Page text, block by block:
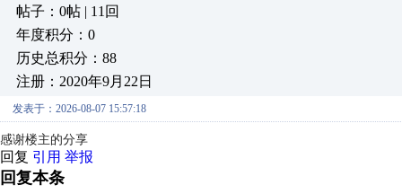
帖子：0帖 | 11回
年度积分：0
历史总积分：88
注册：2020年9月22日
发表于：2026-08-07 15:57:18
感谢楼主的分享
回复 引用 举报
回复本条